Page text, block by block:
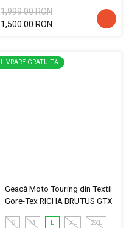
1,999.00 RON
1,500.00 RON
LIVRARE GRATUITĂ
Geacă Moto Touring din Textil
Gore-Tex RICHA BRUTUS GTX
S M L XL 2XL